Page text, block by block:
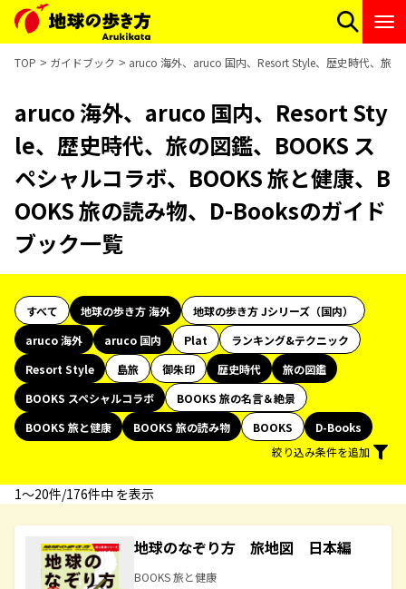
TOP ガイドブック aruco 海外、aruco 国内、Resort Style、歴史時代、旅
aruco 海外、aruco 国内、Resort Sty
le、歴史時代、旅の図鑑、BOOKS ス
ペシャルコラボ、BOOKS 旅と健康、B
OOKS 旅の読み物、D-Booksのガイド
ブック一覧
すべて 地球の歩き方 海外
地球の歩き方 Jシリーズ（国内）
aruco 海外
aruco 国内 Plat
ランキング&テクニック
Resort Style
島旅 御朱印 歴史時代
旅の図鑑
BOOKS スペシャルコラボ
BOOKS 旅の名言＆絶景
BOOKS 旅と健康
BOOKS 旅の読み物 BOOKS
D-Books
絞り込み条件を追加
1〜20件/176件中 を表示
地球のなぞり方 旅地図 日本編
BOOKS 旅と健康